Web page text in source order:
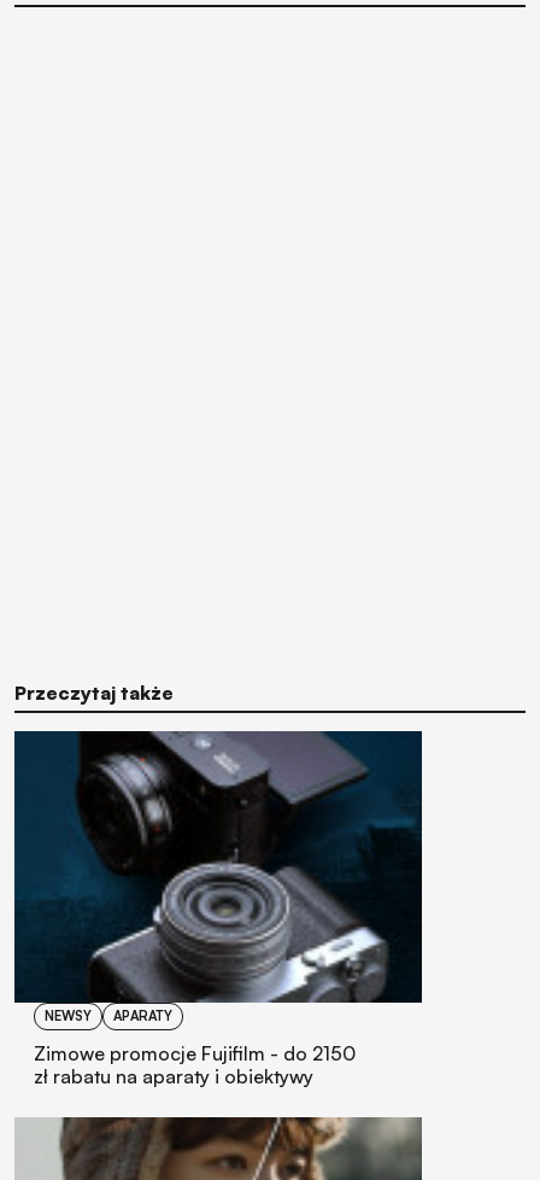
Przeczytaj także
NEWSY APARATY
Zimowe promocje Fujifilm - do 2150
zł rabatu na aparaty i obiektywy